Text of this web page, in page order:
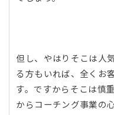
但し、やはりそこは人
る方もいれば、全くお
す。ですからそこは慎
からコーチング事業の